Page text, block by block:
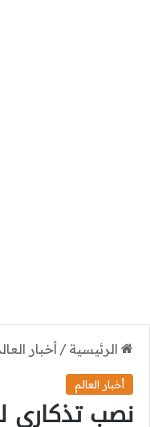
الرئيسية / أخبار
أخبار العالم
نصب تذكاري